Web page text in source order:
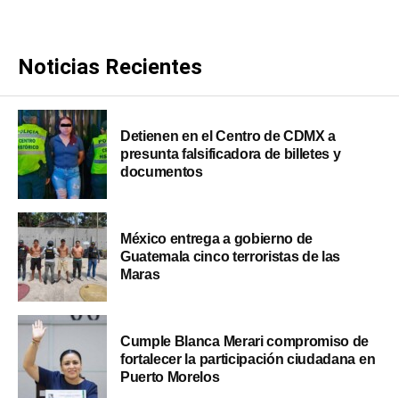
Noticias Recientes
Detienen en el Centro de CDMX a
presunta falsificadora de billetes y
documentos
México entrega a gobierno de
Guatemala cinco terroristas de las
Maras
Cumple Blanca Merari compromiso de
fortalecer la participación ciudadana en
Puerto Morelos